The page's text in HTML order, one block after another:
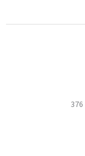
376